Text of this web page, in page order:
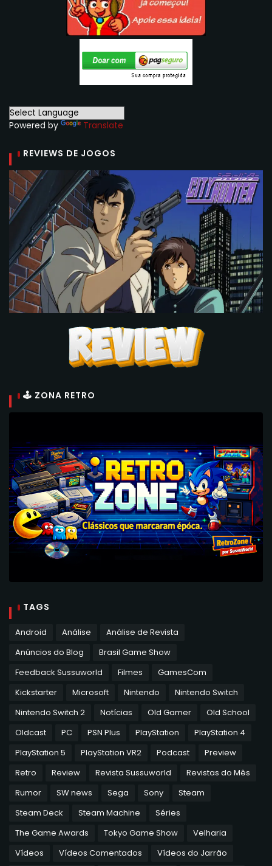
Powered by Translate
REVIEWS DE JOGOS
🕹 ZONA RETRO
TAGS
Android Análise
Análise de Revista
Anúncios do Blog
Brasil Game Show
Feedback Sussuworld
Filmes
GamesCom
Kickstarter
Microsoft Nintendo
Nintendo Switch
Nintendo Switch 2
Notícias Old Gamer
Old School
Oldcast
PC PSN Plus PlayStation
PlayStation 4
PlayStation 5
PlayStation VR2 Podcast
Preview
Retro
Review Revista Sussuworld
Revistas do Mês
Rumor
SW news Sega Sony
Steam
Steam Deck
Steam Machine
Séries
The Game Awards
Tokyo Game Show
Velharia
Vídeos
Vídeos Comentados
Vídeos do Jarrão